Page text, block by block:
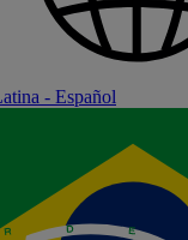
- Español